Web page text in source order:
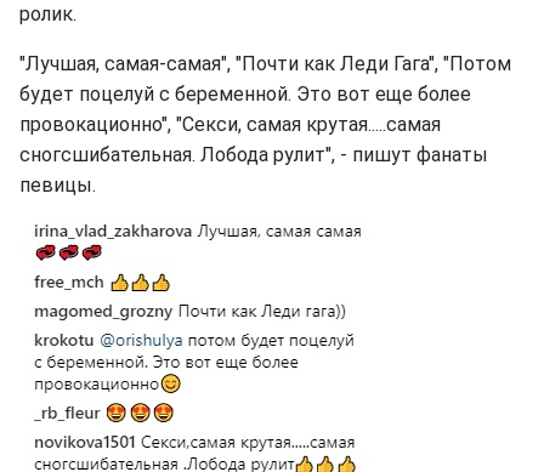
ролик.
"Лучшая, самая-самая", "Почти как Леди Гага", "Потом
будет поцелуй с беременной. Это вот еще более
провокационно", "Секси, самая крутая.....самая
сногсшибательная. Лобода рулит", - пишут фанаты
певицы.